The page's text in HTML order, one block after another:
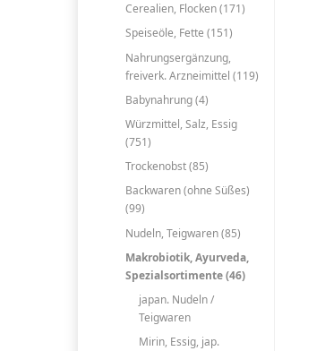
Cerealien, Flocken (171)
Speiseöle, Fette (151)
Nahrungsergänzung,
freiverk. Arzneimittel (119)
Babynahrung (4)
Würzmittel, Salz, Essig
(751)
Trockenobst (85)
Backwaren (ohne Süßes)
(99)
Nudeln, Teigwaren (85)
Makrobiotik, Ayurveda,
Spezialsortimente (46)
japan. Nudeln /
Teigwaren
Mirin, Essig, jap.